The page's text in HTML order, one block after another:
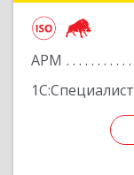
АРМ
1С:Специалист